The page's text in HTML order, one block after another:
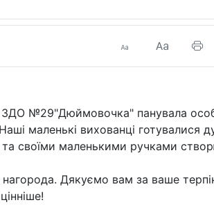
№29"Дюймовочка" панувала
маленькі вихованці готувалися
та своїми маленькими ручками
Дякуємо вам за ваше